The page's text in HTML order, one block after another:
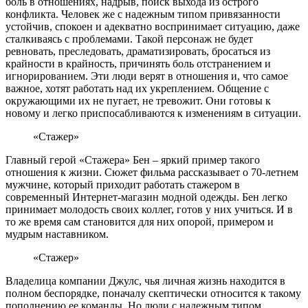
конфликта. Человек же с надежным типом привязанности
устойчив, спокоен и адекватно воспринимает ситуацию, даже
сталкиваясь с проблемами. Такой персонаж не будет
ревновать, преследовать, драматизировать, бросаться из
крайности в крайность, причинять боль отстранением и
игнорированием. Эти люди верят в отношения и, что самое
важное, хотят работать над их укреплением. Общение с
окружающими их не пугает, не тревожит. Они готовы к
новому и легко приспосабливаются к изменениям в ситуации.
«Стажер»
Главный герой «Стажера» Бен – яркий пример такого
отношения к жизни. Сюжет фильма рассказывает о 70-летнем
мужчине, который приходит работать стажером в
современный Интернет-магазин модной одежды. Бен легко
принимает молодость своих коллег, готов у них учиться. И в
то же время сам становится для них опорой, примером и
мудрым наставником.
«Стажер»
Владелица компании Джулс, чья личная жизнь находится в
полном беспорядке, поначалу скептически относится к такому
пополнению ее команды. Но люди с надежным типом